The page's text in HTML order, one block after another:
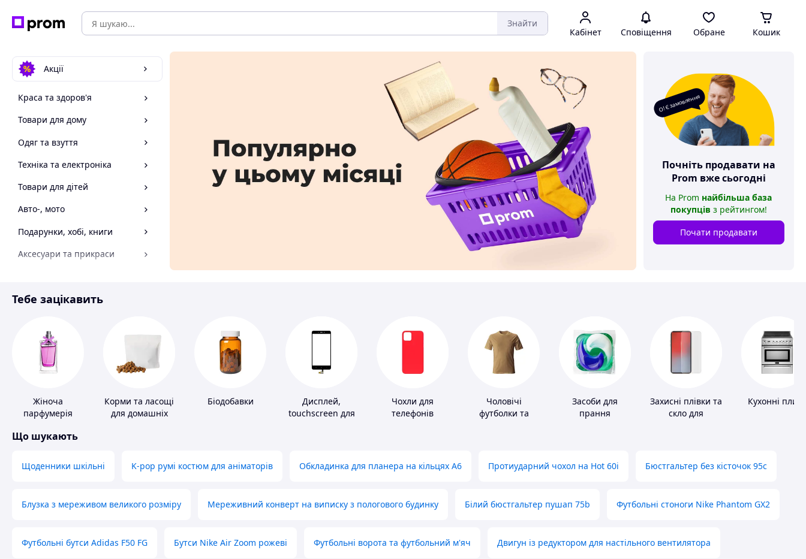
Знайти
Кабінет Сповіщення Обране Кошик
Акції
Краса та здоров'я
Товари для дому
Одяг та взуття
Техніка та електроніка
Товари для дітей
Авто-, мото
Подарунки, хобі, книги
Аксесуари та прикраси
Спорт і відпочинок
О! Є замовлення
Почніть продавати на
Prom вже сьогодні
На Prom найбільша база
покупців з рейтингом!
Почати продавати
Тебе зацікавить
Жіноча
парфумерія
Корми та ласощі
для домашніх
Біодобавки
Дисплей,
touchscreen для
Чохли для
телефонів
Чоловічі
футболки та
Засоби для
прання
Захисні плівки та
скло для
Кухонні
Що шукають
Щоденники шкільні K-pop румі костюм для аніматорів Обкладинка для планера на кільцях А6 Протиударний чохол на Hot 60i Бюстгальтер без кісточок 95с
Блузка з мереживом великого розміру Мереживний конверт на виписку з пологового будинку Білий бюстгальтер пушап 75b Футбольні стоноги Nike Phantom GX2
Футбольні бутси Adidas F50 FG Бутси Nike Air Zoom рожеві Футбольні ворота та футбольний м'яч Двигун із редуктором для настільного вентилятора